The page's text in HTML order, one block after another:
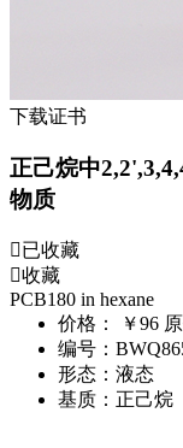
下载证书
正己烷中
物质
已收藏
收藏
PCB180 in hexane
价格：
￥96
编号：
形态： 液态
基质： 正己烷